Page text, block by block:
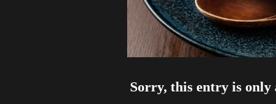
Sorry, this entry is only